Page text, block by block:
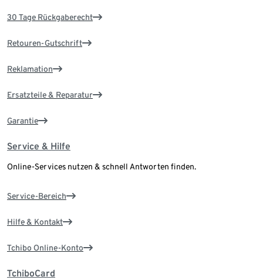
30 Tage Rückgaberecht
Retouren-Gutschrift
Reklamation
Ersatzteile & Reparatur
Garantie
Service & Hilfe
Online-Services nutzen & schnell Antworten finden.
Service-Bereich
Hilfe & Kontakt
Tchibo Online-Konto
TchiboCard